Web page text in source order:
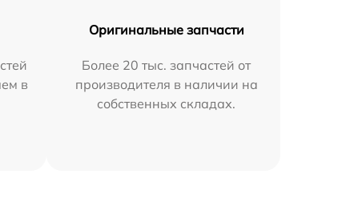
в
Оригинальные запчасти
Более 20 тыс. запчастей от
производителя в наличии на
собственных складах.